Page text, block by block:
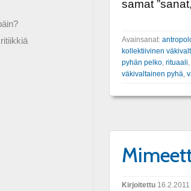
samat
Avainsanat:
kollektiivinen
pyhän pelko, rituaali
väkivaltainen pyhä
Kirjoitettu16.2.2011